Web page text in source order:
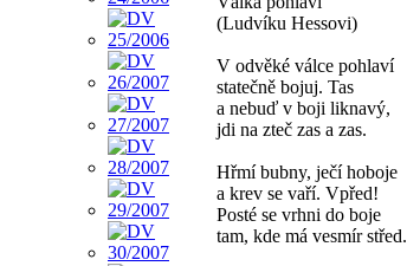
(Ludvíku Hessovi)
V odvěké válce pohlaví
statečně bojuj. Tas
a nebuď v boji liknavý,
jdi na zteč zas a zas.
Hřmí bubny, ječí hoboje
a krev se vaří. Vpřed!
Posté se vrhni do boje
tam, kde má vesmír střed.